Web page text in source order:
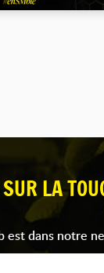
LA
est dans notre